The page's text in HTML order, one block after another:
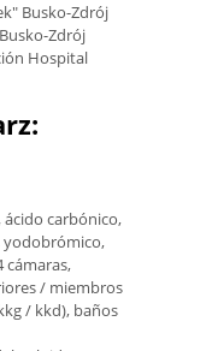
Busko-Zdrój
Zdrój
Hospital
carbónico,
yodobrómico,
cámaras,
/ miembros
/ kkd), baños